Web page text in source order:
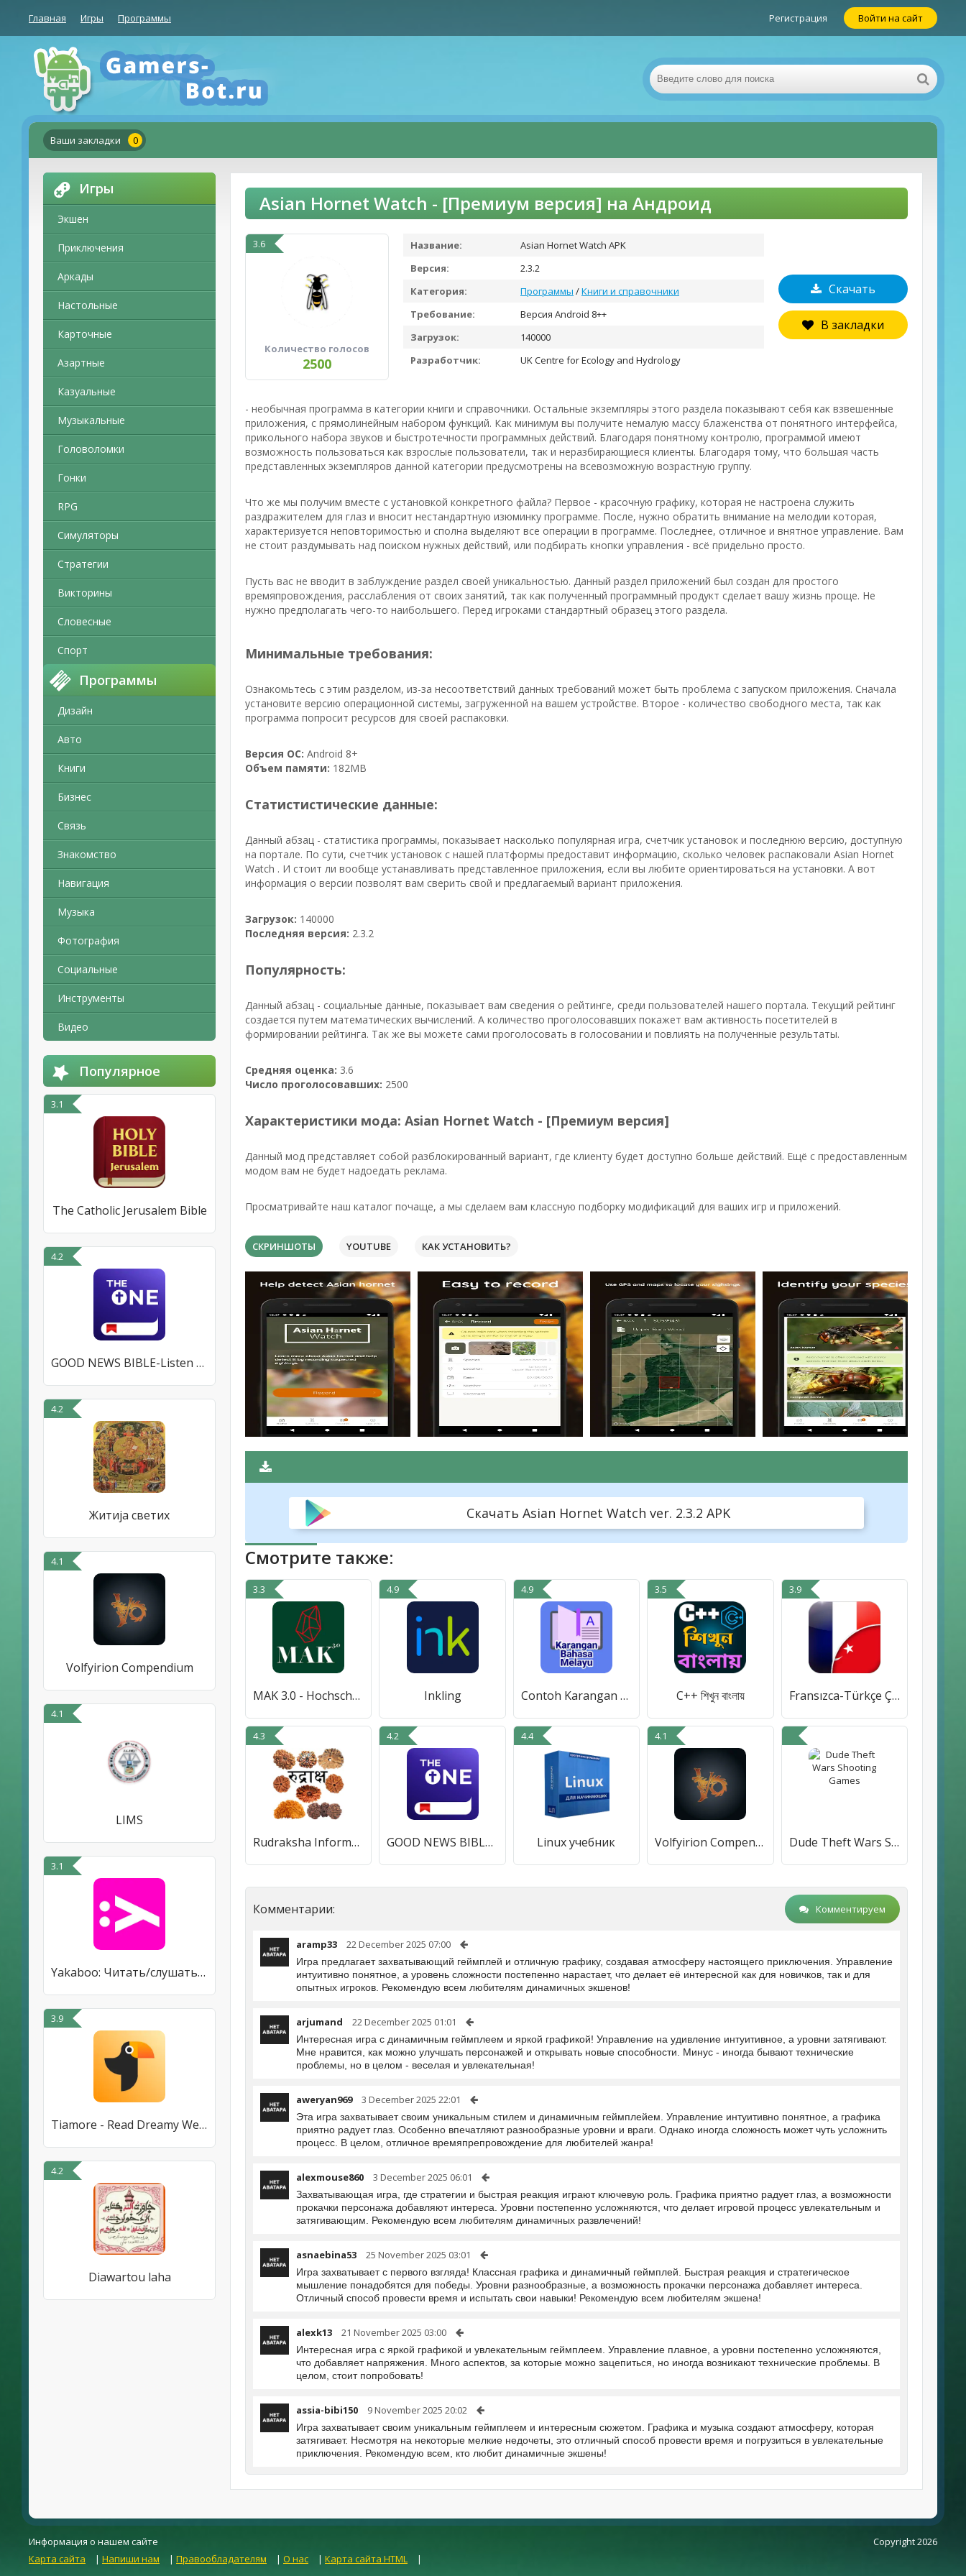
Главная Игры Программы Регистрация Войти на сайт
Ваши закладки 0
Игры
Экшен
Приключения
Аркады
Настольные
Карточные
Азартные
Казуальные
Музыкальные
Головоломки
Гонки
RPG
Симуляторы
Стратегии
Викторины
Словесные
Спорт
Программы
Дизайн
Авто
Книги
Бизнес
Связь
Знакомство
Навигация
Музыка
Фотография
Социальные
Инструменты
Видео
Популярное
3.1
The Catholic Jerusalem Bible
4.2
GOOD NEWS BIBLE-Listen & Watch
4.2
Житија светих
4.1
Volfyirion Compendium
4.1
LIMS
3.1
Yakaboo: Читать/слушать книги
3.9
Tiamore - Read Dreamy Webnovel
4.2
Diawartou laha
Asian Hornet Watch - [Премиум версия] на Андроид
3.6
Количество голосов
2500
Скачать
В закладки
Название:
Asian Hornet Watch APK
Версия:
2.3.2
Категория:
Программы /Книги и справочники
Требование:
Версия Android 8++
Загрузок:
140000
Разработчик:
UK Centre for Ecology and Hydrology
- необычная программа в категории книги и справочники. Остальные экземпляры этого раздела показывают себя как взвешенные
приложения, с прямолинейным набором функций. Как минимум вы получите немалую массу блаженства от понятного интерфейса,
прикольного набора звуков и быстротечности программных действий. Благодаря понятному контролю, программой имеют
возможность пользоваться как взрослые пользователи, так и неразбирающиеся клиенты. Благодаря тому, что большая часть
представленных экземпляров данной категории предусмотрены на всевозможную возрастную группу.
Что же мы получим вместе с установкой конкретного файла? Первое - красочную графику, которая не настроена служить
раздражителем для глаз и вносит нестандартную изюминку программе. После, нужно обратить внимание на мелодии которая,
характеризуется неповторимостью и сполна выделяют все операции в программе. Последнее, отличное и внятное управление. Вам
не стоит раздумывать над поиском нужных действий, или подбирать кнопки управления - всё придельно просто.
Пусть вас не вводит в заблуждение раздел своей уникальностью. Данный раздел приложений был создан для простого
времяпровождения, расслабления от своих занятий, так как полученный программный продукт сделает вашу жизнь проще. Не
нужно предполагать чего-то наибольшего. Перед игроками стандартный образец этого раздела.
Минимальные требования:
Ознакомьтесь с этим разделом, из-за несоответствий данных требований может быть проблема с запуском приложения. Сначала
установите версию операционной системы, загруженной на вашем устройстве. Второе - количество свободного места, так как
программа попросит ресурсов для своей распаковки.
Версия ОС: Android 8+
Объем памяти: 182MB
Статистистические данные:
Данный абзац - статистика программы, показывает насколько популярная игра, счетчик установок и последнюю версию, доступную
на портале. По сути, счетчик установок с нашей платформы предоставит информацию, сколько человек распаковали Asian Hornet
Watch . И стоит ли вообще устанавливать представленное приложения, если вы любите ориентироваться на установки. А вот
информация о версии позволят вам сверить свой и предлагаемый вариант приложения.
Загрузок: 140000
Последняя версия: 2.3.2
Популярность:
Данный абзац - социальные данные, показывает вам сведения о рейтинге, среди пользователей нашего портала. Текущий рейтинг
создается путем математических вычислений. А количество проголосовавших покажет вам активность посетителей в
формировании рейтинга. Так же вы можете сами проголосовать в голосовании и повлиять на полученные результаты.
Средняя оценка: 3.6
Число проголосовавших: 2500
Характеристики мода: Asian Hornet Watch - [Премиум версия]
Данный мод представляет собой разблокированный вариант, где клиенту будет доступно больше действий. Ещё с предоставленным
модом вам не будет надоедать реклама.
Просматривайте наш каталог почаще, а мы сделаем вам классную подборку модификаций для ваших игр и приложений.
СКРИНШОТЫ YOUTUBE КАК УСТАНОВИТЬ?
Скачать Asian Hornet Watch ver. 2.3.2 APK
Смотрите также:
3.3
MAK 3.0 - Hochschober
4.9
Inkling
4.9
Contoh Karangan Bahasa Melayu
3.5
C++ শিখুন বাংলায়
3.9
Fransızca-Türkçe Çevirmen
4.3
Rudraksha Information
4.2
GOOD NEWS BIBLE-Listen & Watch
4.4
Linux учебник
4.1
Volfyirion Compendium Dude Theft Wars Shooting Games
Комментарии: Комментируем
aramp33 22 December 2025 07:00
Игра предлагает захватывающий геймплей и отличную графику, создавая атмосферу настоящего приключения. Управление
интуитивно понятное, а уровень сложности постепенно нарастает, что делает её интересной как для новичков, так и для
опытных игроков. Рекомендую всем любителям динамичных экшенов!
arjumand 22 December 2025 01:01
Интересная игра с динамичным геймплеем и яркой графикой! Управление на удивление интуитивное, а уровни затягивают.
Мне нравится, как можно улучшать персонажей и открывать новые способности. Минус - иногда бывают технические
проблемы, но в целом - веселая и увлекательная!
aweryan969 3 December 2025 22:01
Эта игра захватывает своим уникальным стилем и динамичным геймплейем. Управление интуитивно понятное, а графика
приятно радует глаз. Особенно впечатляют разнообразные уровни и враги. Однако иногда сложность может чуть усложнить
процесс. В целом, отличное времяпрепровождение для любителей жанра!
alexmouse860 3 December 2025 06:01
Захватывающая игра, где стратегии и быстрая реакция играют ключевую роль. Графика приятно радует глаз, а возможности
прокачки персонажа добавляют интереса. Уровни постепенно усложняются, что делает игровой процесс увлекательным и
затягивающим. Рекомендую всем любителям динамичных развлечений!
asnaebina53 25 November 2025 03:01
Игра захватывает с первого взгляда! Классная графика и динамичный геймплей. Быстрая реакция и стратегическое
мышление понадобятся для победы. Уровни разнообразные, а возможность прокачки персонажа добавляет интереса.
Отличный способ провести время и испытать свои навыки! Рекомендую всем любителям экшена!
alexk13 21 November 2025 03:00
Интересная игра с яркой графикой и увлекательным геймплеем. Управление плавное, а уровни постепенно усложняются,
что добавляет напряжения. Много аспектов, за которые можно зацепиться, но иногда возникают технические проблемы. В
целом, стоит попробовать!
assia-bibi150 9 November 2025 20:02
Игра захватывает своим уникальным геймплеем и интересным сюжетом. Графика и музыка создают атмосферу, которая
затягивает. Несмотря на некоторые мелкие недочеты, это отличный способ провести время и погрузиться в увлекательные
приключения. Рекомендую всем, кто любит динамичные экшены!
Информация о нашем сайте
Карта сайта
| Напиши нам | Правообладателям | О нас | Карта сайта HTML |
Copyright 2026